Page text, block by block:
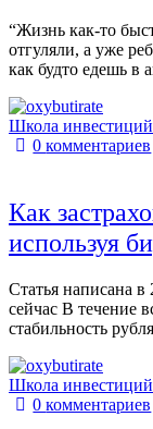
“Жизнь как-то
отгуляли, а уже
как будто едешь в
Школа
0комментариев
Как
используя
Статья написана в
сейчас В течение
стабильность
Школа
0комментариев